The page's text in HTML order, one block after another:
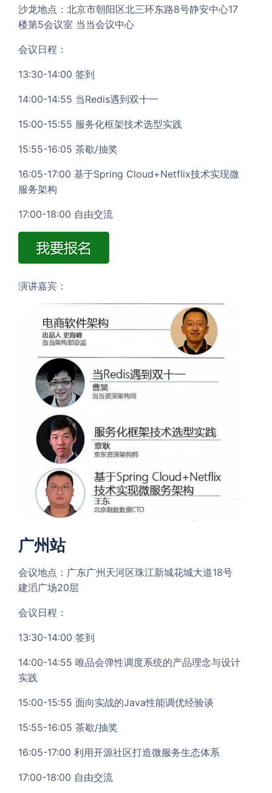
沙龙地点：北京市朝阳区北三环东路8号静安中心17
楼第5会议室 当当会议中心
会议日程：
13:30-14:00 签到
14:00-14:55 当Redis遇到双十一
15:00-15:55 服务化框架技术选型实践
15:55-16:05 茶歇/抽奖
16:05-17:00 基于Spring Cloud+Netflix技术实现微
服务架构
17:00-18:00 自由交流
演讲嘉宾：
广州站
会议地点：广东广州天河区珠江新城花城大道18号
建滔广场20层
会议日程：
13:30-14:00 签到
14:00-14:55 唯品会弹性调度系统的产品理念与设计
实践
15:00-15:55 面向实战的Java性能调优经验谈
15:55-16:05 茶歇/抽奖
16:05-17:00 利用开源社区打造微服务生态体系
17:00-18:00 自由交流